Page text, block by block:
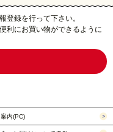
登録を行って下さい。
利にお買い物ができるように
内(PC)